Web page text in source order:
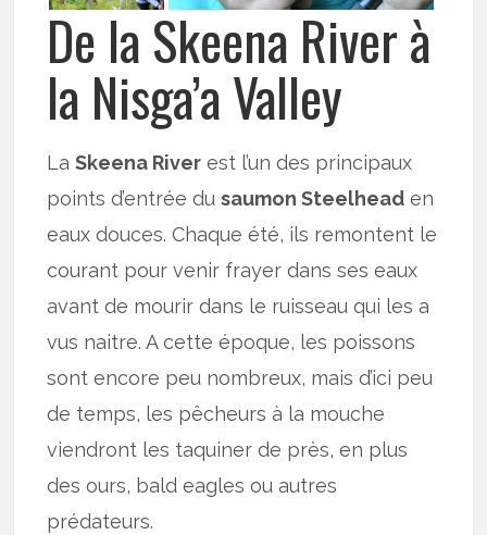
De la Skeena River à
la Nisga’a Valley
LaSkeena River est l’un des principaux
points d’entrée dusaumon Steelhead en
eaux douces. Chaque été, ils remontent le
courant pour venir frayer dans ses eaux
avant de mourir dans le ruisseau qui les a
vus naitre. A cette époque, les poissons
sont encore peu nombreux, mais d’ici peu
de temps, les pêcheurs à la mouche
viendront les taquiner de près, en plus
des ours, bald eagles ou autres
prédateurs.